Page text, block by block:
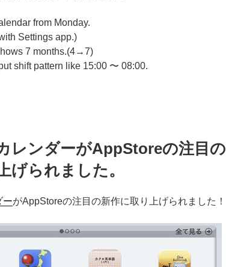
from Monday.
Settings app.)
7 months.(4→7)
shift pattern like 15:00 〜 08:00.
レンダーがAppStoreの注目の
げられました。
ーがAppStoreの注目の新作に取り上げられました！